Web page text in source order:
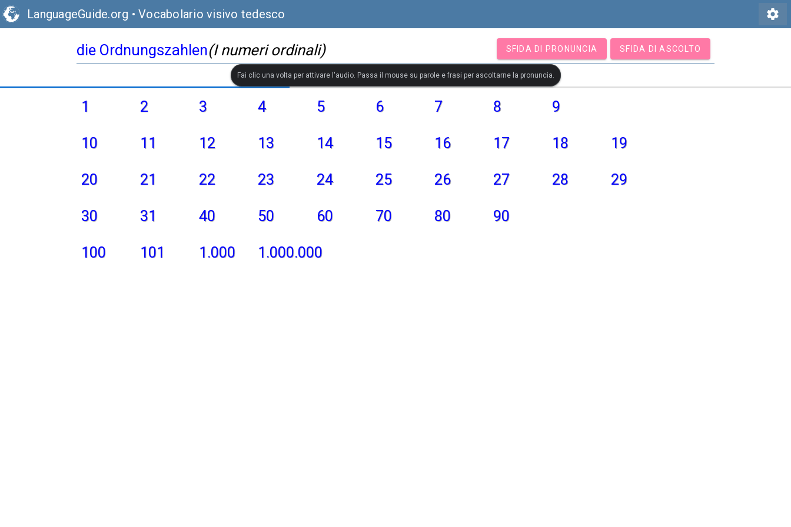
LanguageGuide.org • Vocabolario visivo tedesco settings
die Ordnungszahlen(I numeri ordinali) SFIDA DI PRONUNCIA SFIDA DI ASCOLTO
Fai clic una volta per attivare l'audio. Passa il mouse su parole e frasi per ascoltarne la pronuncia.
1 2 3 4 5 6 7 8 9
10 11 12 13 14 15 16 17 18 19
20 21 22 23 24 25 26 27 28 29
30 31 40 50 60 70 80 90
100 101 1.000 1.000.000